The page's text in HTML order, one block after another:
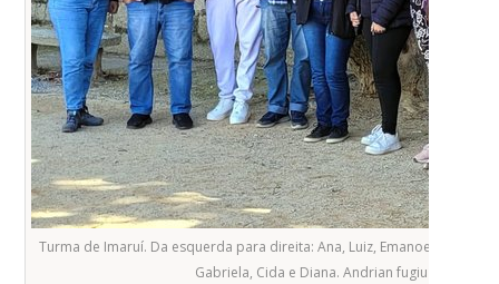
Turma de Imaruí. Da esquerda para direita: Ana, Luiz, Emanoel, Arthur,
Gabriela, Cida e Diana. Andrian fugiu da foto.